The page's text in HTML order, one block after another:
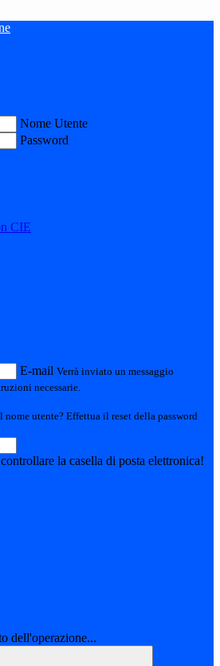
Nome Utente
Password
CIE
E-mail Verrà inviato un messaggio
necessarie.
nome utente? Effettua il reset della password
la casella di posta elettronica!
dell'operazione...